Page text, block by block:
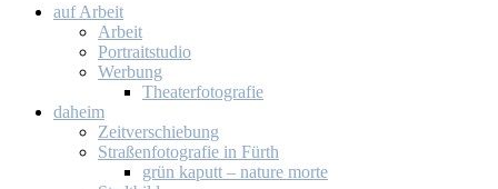
auf Ar­beit
Ar­beit
Por­trait­stu­dio
Wer­bung
Thea­ter­fo­to­gra­fie
da­heim
Zeit­ver­schie­bung
Stra­ßen­fo­to­gra­fie in Fürth
grün ka­putt – na­tu­re mor­te